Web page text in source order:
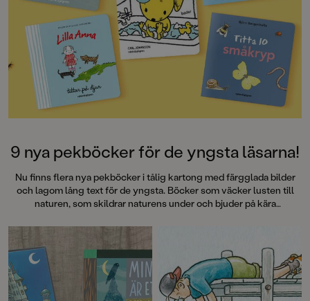
9 nya pekböcker för de yngsta läsarna!
Nu finns flera nya pekböcker i tålig kartong med färgglada bilder
och lagom lång text för de yngsta. Böcker som väcker lusten till
naturen, som skildrar naturens under och bjuder på kära
Obi. Böcker som tål att läsas om och om igen!